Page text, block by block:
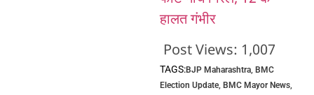
हालत गंभीर
Post Views: 1,007
TAGS:BJP Maharashtra, BMC
Election Update, BMC Mayor News,